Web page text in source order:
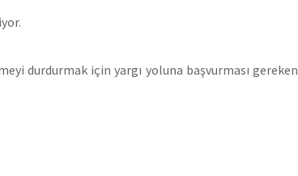
durdurmak için yargı yoluna başvurması gereken